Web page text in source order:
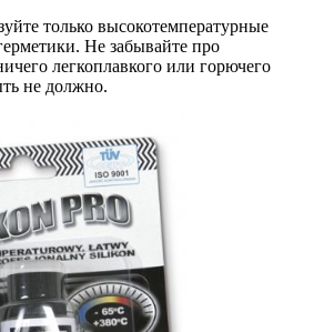
только высокотемпературные
Не забывайте про
легкоплавкого или горючего
не должно.